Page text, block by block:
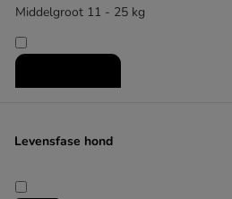
Middelgroot 11 - 25 kg
Levensfase hond